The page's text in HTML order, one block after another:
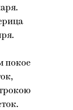
покое